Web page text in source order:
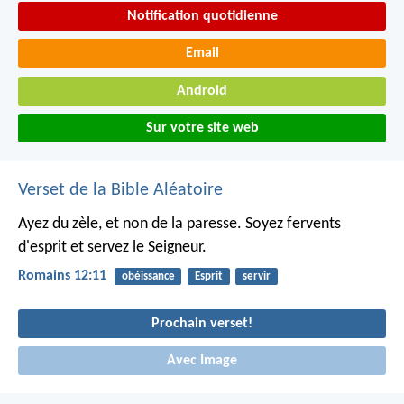
Notification quotidienne
Email
Android
Sur votre site web
Verset de la Bible Aléatoire
Ayez du zèle, et non de la paresse. Soyez fervents
d'esprit et servez le Seigneur.
Romains 12:11 obéissance Esprit servir
Prochain verset!
Avec Image